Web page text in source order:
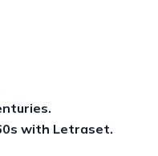
with Letraset.